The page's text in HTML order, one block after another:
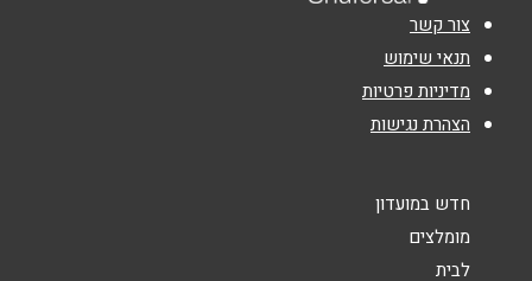
נושא*
אנא חזרו אלי בקשר ל...
צור קשר
תנאי שימוש
מדיניות פרטיות
הצהרת נגישות
חדש במועדון
מומלצים
לבית